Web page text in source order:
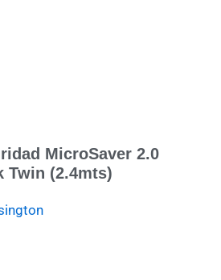
MicroSaver 2.0
Twin (2.4mts)